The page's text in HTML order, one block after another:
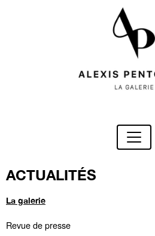
ACTUALITÉS
La galerie
Revue de presse